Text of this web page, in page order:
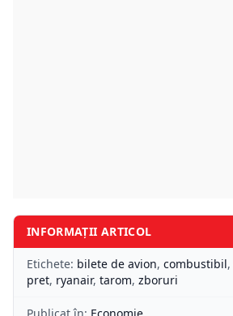
INFORMAȚII ARTICOL
Etichete: bilete de avion, combustibil,
pret, ryanair, tarom, zboruri